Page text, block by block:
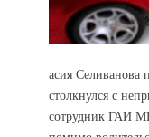
асия Селиванова
столкнулся с
сотрудник ГАИ